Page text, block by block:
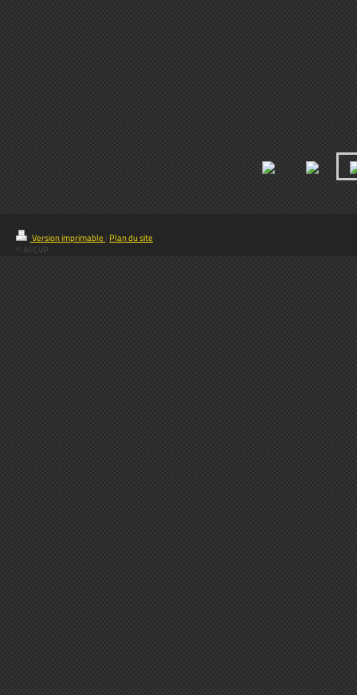
Version imprimable | Plan du site
© AFCVP